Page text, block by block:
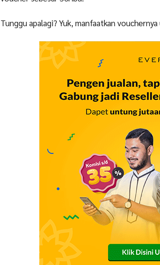
Tunggu apalagi? Yuk, manfaatkan